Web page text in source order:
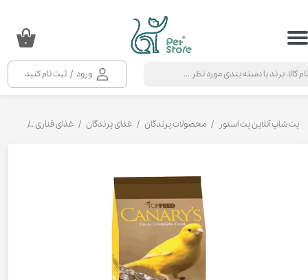
ورود / ثبت نام کنید
حساب کاربری من
خروج از حساب کاربری
۰
پت شاپ آنلاین پت استور محصولات پرندگان غذای پرندگان غذای قناری